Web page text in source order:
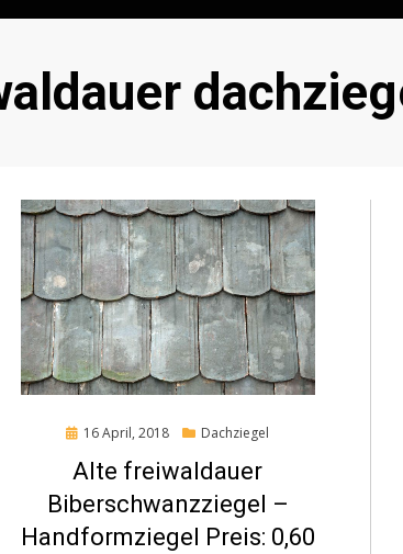
Posted
16 April, 2018 Dachziegel
Alte freiwaldauer
Biberschwanzziegel –
Handformziegel Preis: 0,60